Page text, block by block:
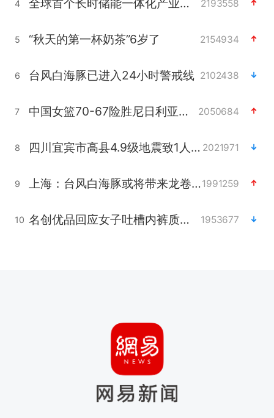
4 2193558
5 “秋天的第一杯奶茶”6岁了 2154934
6 台风白海豚已进入24小时警戒线 2102438
7 中国女篮70-67险胜尼日利亚女篮 2050684
8 四川宜宾市高县4.9级地震致1人死亡 2021971
9 上海：台风白海豚或将带来龙卷风1991259
10 名创优品回应女子吐槽内裤质量差 1953677